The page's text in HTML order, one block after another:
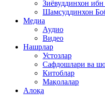
Зиёвуддинхон
Шамсуддинхон
Медиа
Аудио
Видео
Нашрлар
Устозлар
Сафдошлари ва
Китоблар
Мақолалар
Алоқа